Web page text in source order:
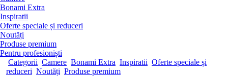
Bonami Extra
Inspiratii
Oferte speciale și reduceri
Noutăți
Produse premium
Pentru profesioniști
Categorii Camere Bonami Extra Inspiratii Oferte speciale și
reduceri Noutăți Produse premium